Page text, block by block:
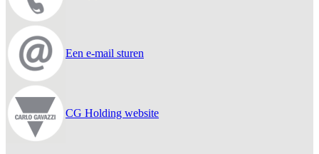
Een e-mail sturen
CG Holding website